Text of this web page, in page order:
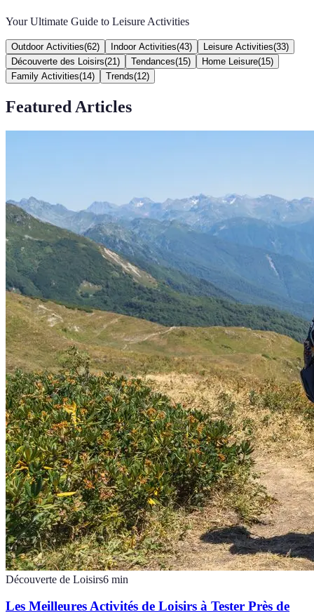
Your Ultimate Guide to Leisure Activities
Outdoor Activities(62) Indoor Activities(43) Leisure Activities(33)
Découverte des Loisirs(21 ) Tendances(15) Home Leisure(15)
Family Activities(14) Trends(12)
Featured Articles
Découverte de Loisirs6 min
Les Meilleures Activités de Loisirs à Tester Près de